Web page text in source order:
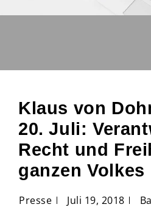
Klaus von
20. Juli:
Recht und
ganzen Volkes
Presse Juli 19, 2018